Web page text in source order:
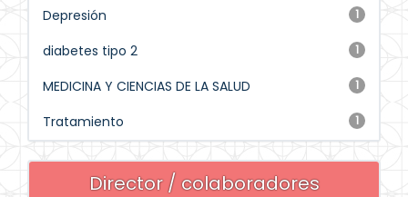
1
Depresión
1
diabetes tipo 2
1
MEDICINA Y CIENCIAS DE LA SALUD
1
Tratamiento
Director / colaboradores